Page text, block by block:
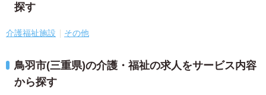
探す
介護福祉施設 その他
鳥羽市(三重県)の介護・福祉の求人をサービス内容
から探す